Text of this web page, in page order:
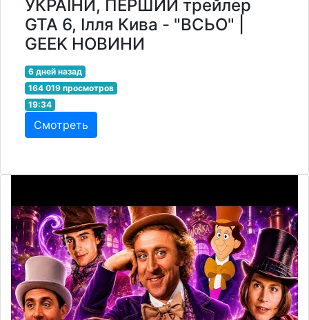
УКРАЇНИ, ПЕРШИЙ трейлер
GTA 6, Ілля Кива - "ВСЬО" |
GEEK НОВИНИ
6 дней назад
164 019 просмотров
19:34
Смотреть